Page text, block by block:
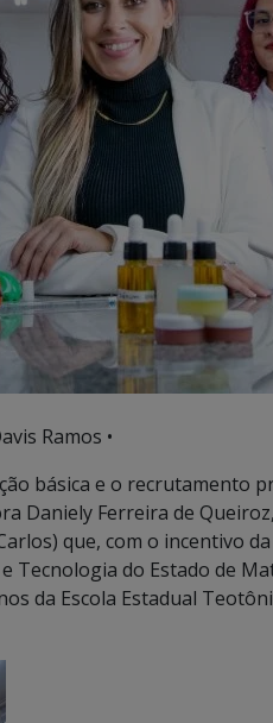
Ramos •
básica e o recrutamento
Daniely Ferreira de
que, com o incentivo
Tecnologia do Estado de
da Escola Estadual